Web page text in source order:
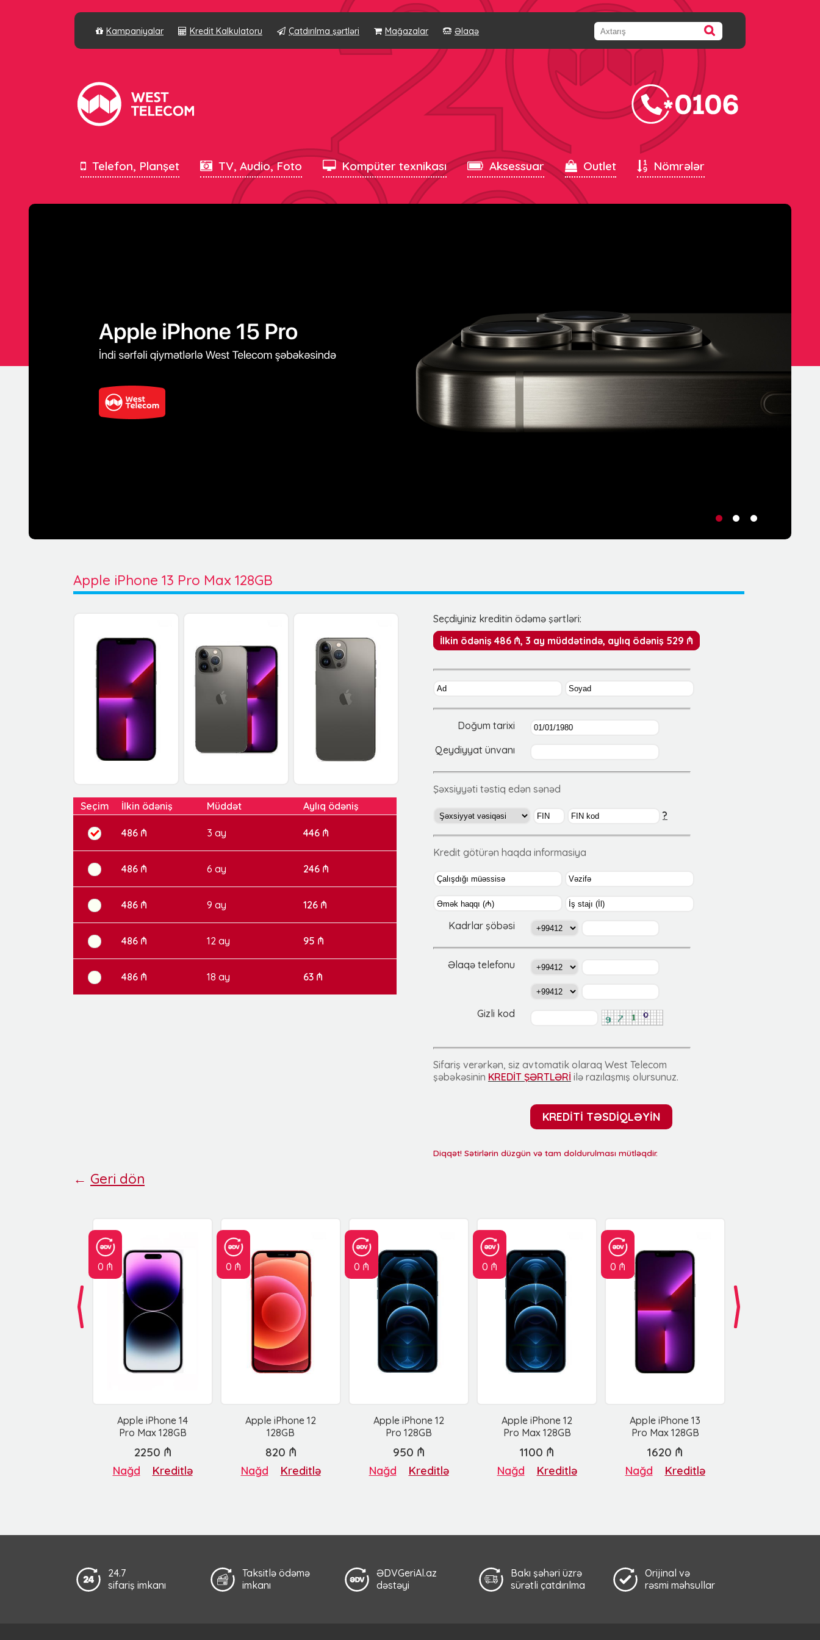
Kampaniyalar Kredit Kalkulatoru Çatdırılma şərtləri Mağazalar Əlaqə
Telefon, Planşet TV, Audio, Foto Kompüter texnikası Aksessuar Outlet Nömrələr
• • •
Apple iPhone 13 Pro Max 128GB
Seçim İlkin ödəniş Müddət Aylıq ödəniş
486 ₼ 3 ay 446 ₼
486 ₼ 6 ay 246 ₼
486 ₼ 9 ay 126 ₼
486 ₼ 12 ay 95 ₼
486 ₼ 18 ay 63 ₼
Seçdiyiniz kreditin ödəmə şərtləri:
İlkin ödəniş 486 ₼, 3 ay müddətində, aylıq ödəniş 529 ₼
Doğum tarixi
Qeydiyyat ünvanı
Şəxsiyyəti təstiq edən sənəd
?
Kredit götürən haqda informasiya
Kadrlar şöbəsi
Əlaqə telefonu
Gizli kod
Sifariş verərkən, siz avtomatik olaraq West Telecom
şəbəkəsinin KREDİT ŞƏRTLƏRİ ilə razılaşmış olursunuz.
KREDİTİ TƏSDİQLƏYİN
Diqqət! Sətirlərin düzgün və tam doldurulması mütləqdir.
← Geri dön
0 ₼
Apple iPhone 14
Pro Max 128GB
0 ₼
Apple iPhone 12
128GB
0 ₼
Apple iPhone 12
Pro 128GB
0 ₼
Apple iPhone 12
Pro Max 128GB
0 ₼
Apple iPhone 13
Pro Max 128GB
2250 ₼
Nağd Kreditlə
820 ₼
Nağd Kreditlə
950 ₼
Nağd Kreditlə
1100 ₼
Nağd Kreditlə
1620 ₼
Nağd Kreditlə
24.7
sifariş imkanı
Taksitlə ödəmə
imkanı
ƏDVGeriAl.az
dəstəyi
Bakı şəhəri üzrə
sürətli çatdırılma
Orijinal və
rəsmi məhsullar